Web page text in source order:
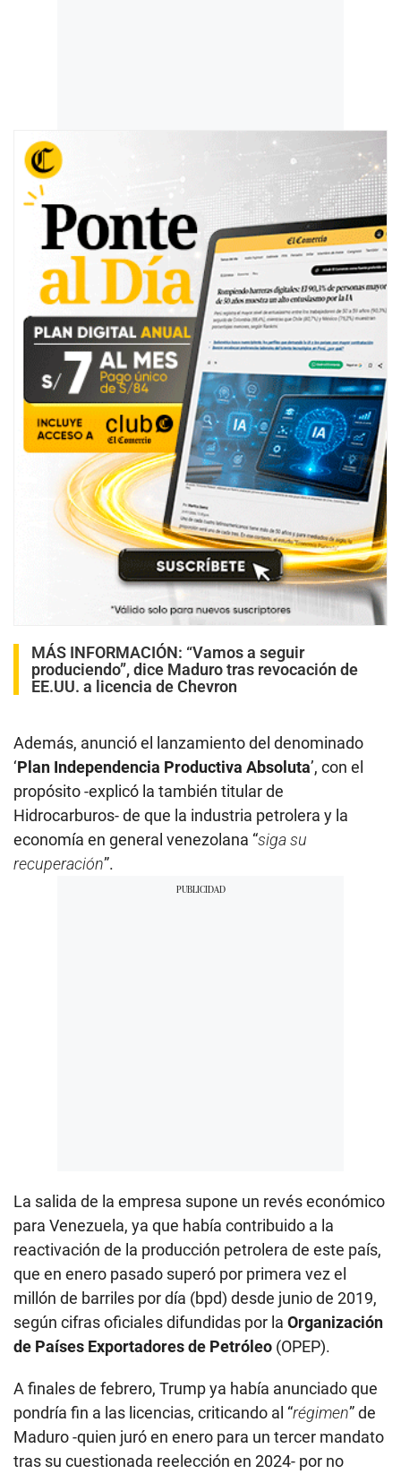
MÁS INFORMACIÓN: “Vamos a seguir
produciendo”, dice Maduro tras revocación de
EE.UU. a licencia de Chevron
Además, anunció el lanzamiento del denominado
‘Plan Independencia Productiva Absoluta’, con el
propósito -explicó la también titular de
Hidrocarburos- de que la industria petrolera y la
economía en general venezolana “siga su
recuperación”.
La salida de la empresa supone un revés económico
para Venezuela, ya que había contribuido a la
reactivación de la producción petrolera de este país,
que en enero pasado superó por primera vez el
millón de barriles por día (bpd) desde junio de 2019,
según cifras oficiales difundidas por la Organización
de Países Exportadores de Petróleo (OPEP).
A finales de febrero, Trump ya había anunciado que
pondría fin a las licencias, criticando al “régimen” de
Maduro -quien juró en enero para un tercer mandato
tras su cuestionada reelección en 2024- por no